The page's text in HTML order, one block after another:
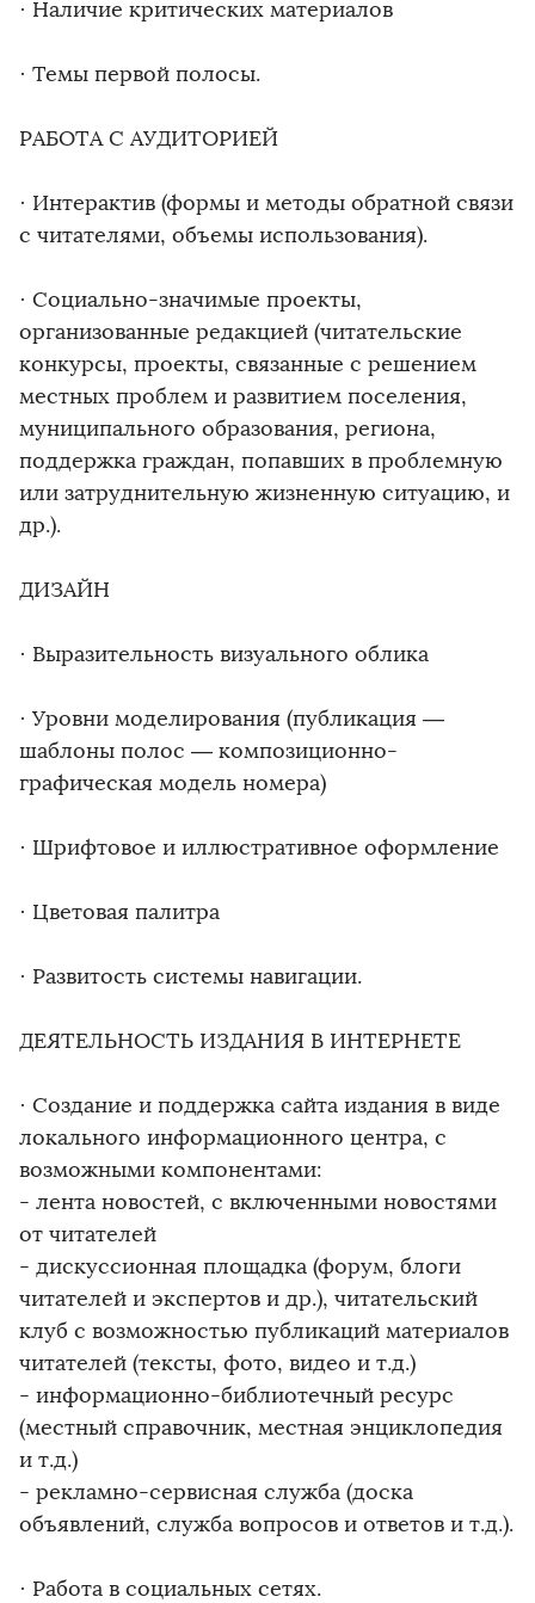
· Наличие критических материалов
· Темы первой полосы.
РАБОТА С АУДИТОРИЕЙ
· Интерактив (формы и методы обратной связи
с читателями, объемы использования).
· Социально-значимые проекты,
организованные редакцией (читательские
конкурсы, проекты, связанные с решением
местных проблем и развитием поселения,
муниципального образования, региона,
поддержка граждан, попавших в проблемную
или затруднительную жизненную ситуацию, и
др.).
ДИЗАЙН
· Выразительность визуального облика
· Уровни моделирования (публикация —
шаблоны полос — композиционно-
графическая модель номера)
· Шрифтовое и иллюстративное оформление
· Цветовая палитра
· Развитость системы навигации.
ДЕЯТЕЛЬНОСТЬ ИЗДАНИЯ В ИНТЕРНЕТЕ
· Создание и поддержка сайта издания в виде
локального информационного центра, с
возможными компонентами:
- лента новостей, с включенными новостями
от читателей
- дискуссионная площадка (форум, блоги
читателей и экспертов и др.), читательский
клуб с возможностью публикаций материалов
читателей (тексты, фото, видео и т.д.)
- информационно-библиотечный ресурс
(местный справочник, местная энциклопедия
и т.д.)
- рекламно-сервисная служба (доска
объявлений, служба вопросов и ответов и т.д.).
· Работа в социальных сетях.